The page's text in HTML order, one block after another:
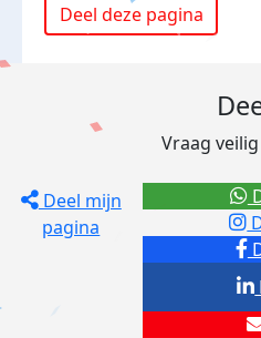
Deel deze pagina
Deel mijn
pagina
Vraag